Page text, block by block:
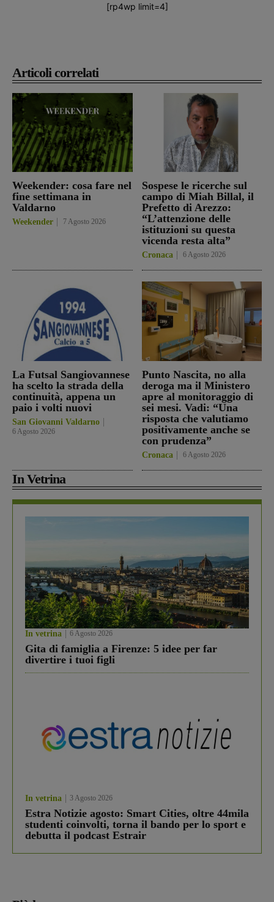
Articoli correlati
Weekender: cosa fare nel
fine settimana in
Valdarno
Weekender 7 Agosto 2026
Sospese le ricerche sul
campo di Miah Billal, il
Prefetto di Arezzo:
“L’attenzione delle
istituzioni su questa
vicenda resta alta”
Cronaca 6 Agosto 2026
La Futsal Sangiovannese
ha scelto la strada della
continuità, appena un
paio i volti nuovi
San Giovanni Valdarno
6 Agosto 2026
Punto Nascita, no alla
deroga ma il Ministero
apre al monitoraggio di
sei mesi. Vadi: “Una
risposta che valutiamo
positivamente anche se
con prudenza”
Cronaca 6 Agosto 2026
In Vetrina
In vetrina 6 Agosto 2026
Gita di famiglia a Firenze: 5 idee per far
divertire i tuoi figli
In vetrina 3 Agosto 2026
Estra Notizie agosto: Smart Cities, oltre 44mila
studenti coinvolti, torna il bando per lo sport e
debutta il podcast Estrair
[rp4wp limit=4]